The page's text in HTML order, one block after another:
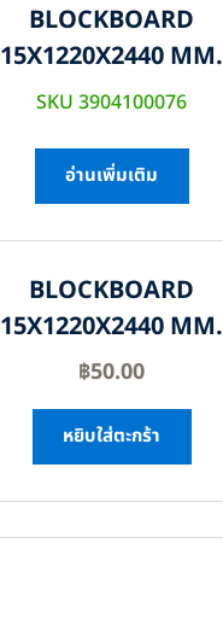
BLOCKBOARD
15X1220X2440 MM.
SKU 3904100076
อ่านเพิ่มเติม
BLOCKBOARD
15X1220X2440 MM.
฿50.00
หยิบใส่ตะกร้า